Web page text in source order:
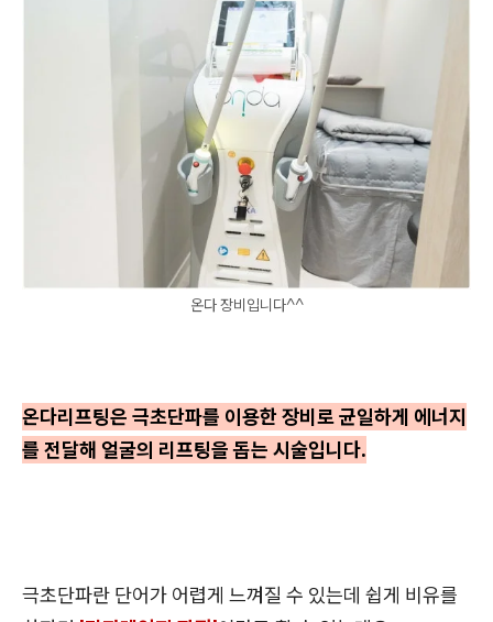
온다 장비입니다^^
온다리프팅은 극초단파를 이용한 장비로 균일하게 에너지
를 전달해 얼굴의 리프팅을 돕는 시술입니다.
극초단파란 단어가 어렵게 느껴질 수 있는데 쉽게 비유를